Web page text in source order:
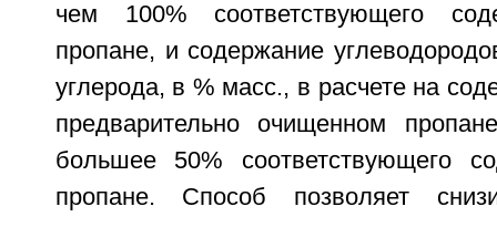
чем 100% соответствующего
пропане, и содержание
углерода, в % масс., в расчете на
предварительно очищенном
большее 50% соответствующего
пропане. Способ позволяет